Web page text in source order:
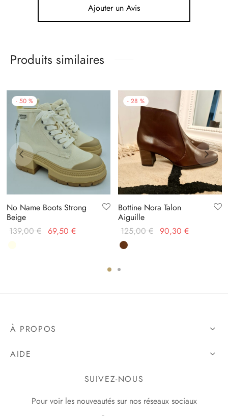
Ajouter un Avis
Produits similaires
- 50 %
No Name Boots Strong
Beige
139,00€ Le prix
69,50 €
- 28 %
Bottine Nora Talon
Aiguille
125,00€ Le prix
90,30 €
À PROPOS
AIDE
SUIVEZ-NOUS
Pour voir les nouveautés sur nos réseaux sociaux